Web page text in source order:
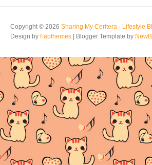
Copyright © 2026 Sharing My Ceritera - Lifestyle
Design by Fabthemes | Blogger Template by